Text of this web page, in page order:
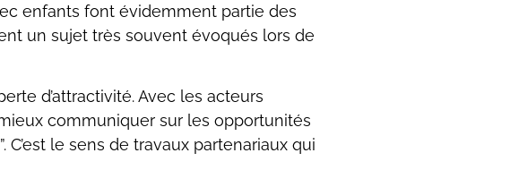
enfants font évidemment partie des
un sujet très souvent évoqués lors de
d’attractivité. Avec les acteurs
communiquer sur les opportunités
C’est le sens de travaux partenariaux qui